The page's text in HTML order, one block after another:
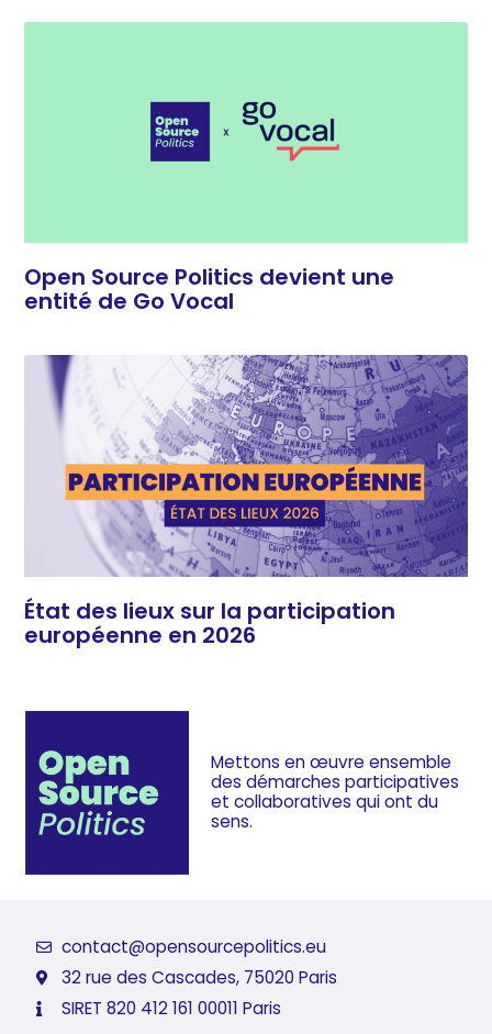
Open Source Politics devient une
entité de Go Vocal
État des lieux sur la participation
européenne en 2026
Mettons en œuvre ensemble
des démarches participatives
et collaboratives qui ont du
sens.
contact@opensourcepolitics.eu
32 rue des Cascades, 75020 Paris
SIRET 820 412 161 00011 Paris